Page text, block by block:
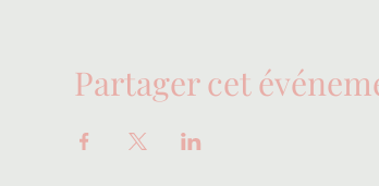
Partager cet